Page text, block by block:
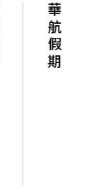
華航假期